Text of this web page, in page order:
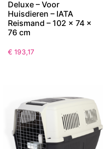
Deluxe – Voor
Huisdieren – IATA
Reismand – 102 x 74 x
76 cm
€ 193,17